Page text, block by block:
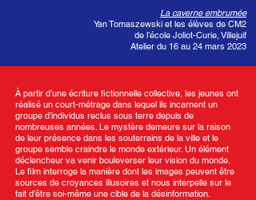
La caverne embrumée
Yan Tomaszewski et les élèves de CM2
de l’école Joliot-Curie, Villejuif
Atelier du 16 au 24 mars 2023
À partir d’une écriture fictionnelle collective, les jeunes ont
réalisé un court-métrage dans lequel ils incarnent un
groupe d’individus reclus sous terre depuis de
nombreuses années. Le mystère demeure sur la raison
de leur présence dans les souterrains de la ville et le
groupe semble craindre le monde extérieur. Un élément
déclencheur va venir bouleverser leur vision du monde.
Le film interroge la manière dont les images peuvent être
sources de croyances illusoires et nous interpelle sur le
fait d’être soi-même une cible de la désinformation.